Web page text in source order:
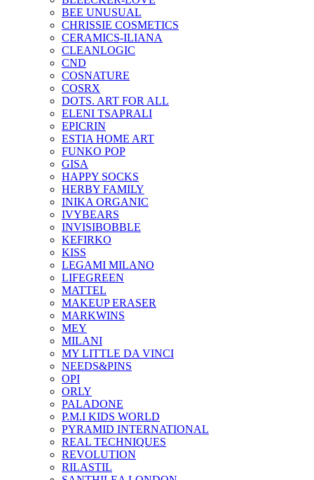
BEE UNUSUAL
CHRISSIE COSMETICS
CERAMICS-ILIANA
CLEANLOGIC
CND
COSNATURE
COSRX
DOTS. ART FOR ALL
ELENI TSAPRALI
EPICRIN
ESTIA HOME ART
FUNKO POP
GISA
HAPPY SOCKS
HERBY FAMILY
INIKA ORGANIC
IVYBEARS
INVISIBOBBLE
KEFIRKO
KISS
LEGAMI MILANO
LIFEGREEN
MATTEL
MAKEUP ERASER
MARKWINS
MEY
MILANI
MY LITTLE DA VINCI
NEEDS&PINS
OPI
ORLY
PALADONE
P.M.I KIDS WORLD
PYRAMID INTERNATIONAL
REAL TECHNIQUES
REVOLUTION
RILASTIL